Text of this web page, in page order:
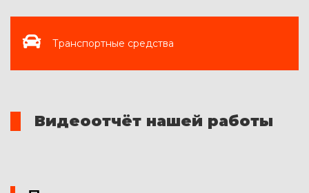
Транспортные средства
Видеоотчёт нашей работы